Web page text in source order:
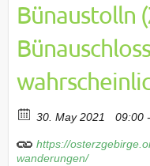
Bünaustolln
30. May 2021 09:00
https://
wanderungen/